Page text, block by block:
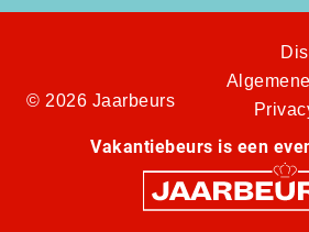
© 2026 Jaarbeurs
Vakantiebeurs is een